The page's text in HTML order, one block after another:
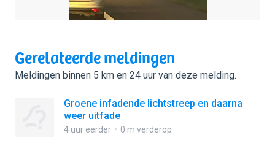
Gerelateerde meldingen
Meldingen binnen 5 km en 24 uur van deze melding.
Groene infadende lichtstreep en daarna
weer uitfade
4 uur eerder 0 m verderop